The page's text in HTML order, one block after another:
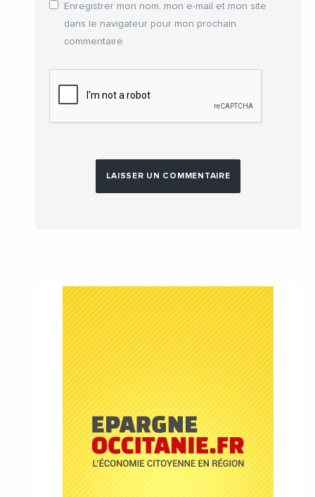
Enregistrer mon nom, mon e-mail et mon site
dans le navigateur pour mon prochain
commentaire.